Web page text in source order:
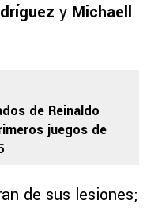
y Michaell
de Reinaldo
juegos de
de sus lesiones;